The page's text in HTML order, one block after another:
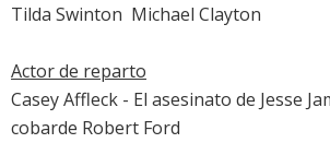
Tilda Swinton Michael Clayton
Actor de reparto
Casey Affleck - El asesinato de Jesse
cobarde Robert Ford